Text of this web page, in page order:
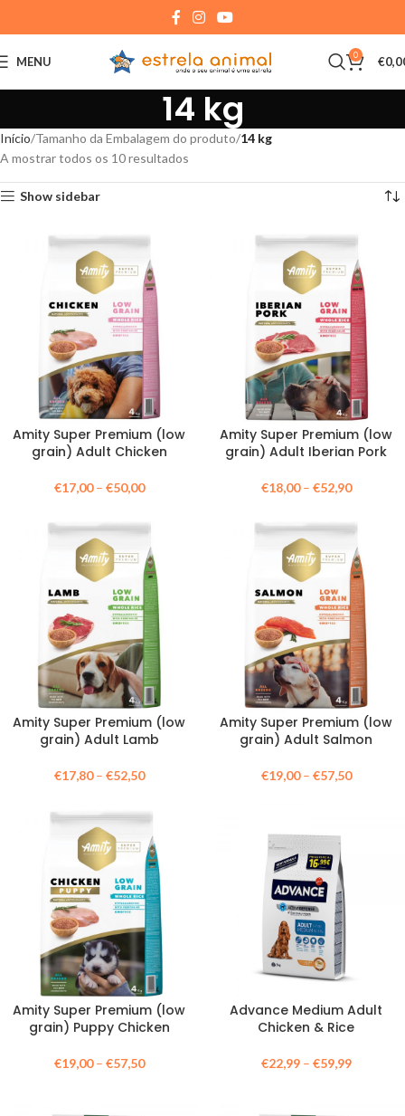
MENU 0 €
14 kg
Início Tamanho da Embalagem do produto 14 kg
A mostrar todos os 10 resultados
Show sidebar
Amity Super Premium (low
grain) Adult Chicken
€17,00– €50,00
Amity Super Premium (low
grain) Adult Iberian Pork
€18,00– €52,90
Amity Super Premium (low
grain) Adult Lamb
€17,80– €52,50
Amity Super Premium (low
grain) Adult Salmon
€19,00– €57,50
Amity Super Premium (low
grain) Puppy Chicken
€19,00– €57,50
Advance Medium Adult
Chicken & Rice
€22,99– €59,99